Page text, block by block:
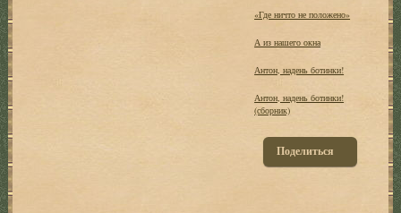
«Где ничто не положено»
А из нашего окна
Антон, надень ботинки!
Антон, надень ботинки!
(сборник)
Поделиться